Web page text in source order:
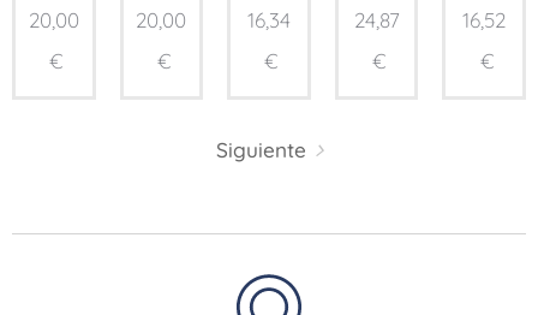
20,00
€
20,00
€
16,34
€
24,87
€
16,52
€
Siguiente